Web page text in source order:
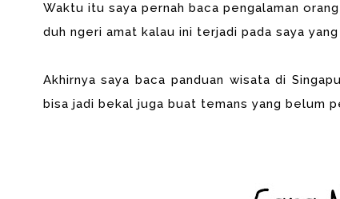
Waktu itu saya pernah baca pengalaman
duh ngeri amat kalau ini terjadi pada saya yang
Akhirnya saya baca panduan wisata di
bisa jadi bekal juga buat temans yang belum